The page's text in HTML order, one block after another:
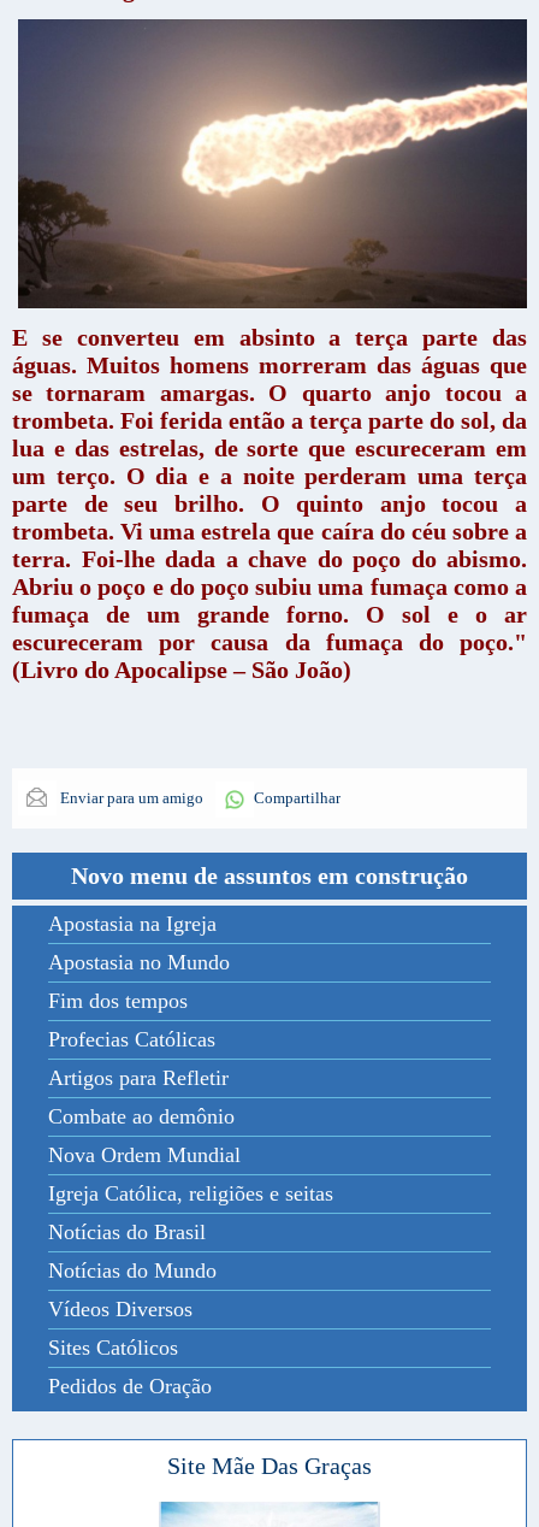
E se converteu em absinto a terça parte das
águas. Muitos homens morreram das águas que
se tornaram amargas. O quarto anjo tocou a
trombeta. Foi ferida então a terça parte do sol, da
lua e das estrelas, de sorte que escureceram em
um terço. O dia e a noite perderam uma terça
parte de seu brilho. O quinto anjo tocou a
trombeta. Vi uma estrela que caíra do céu sobre a
terra. Foi-lhe dada a chave do poço do abismo.
Abriu o poço e do poço subiu uma fumaça como a
fumaça de um grande forno. O sol e o ar
escureceram por causa da fumaça do poço."
(Livro do Apocalipse – São João)
Enviar para um amigo Compartilhar
Novo menu de assuntos em construção
Apostasia na Igreja
Apostasia no Mundo
Fim dos tempos
Profecias Católicas
Artigos para Refletir
Combate ao demônio
Nova Ordem Mundial
Igreja Católica, religiões e seitas
Notícias do Brasil
Notícias do Mundo
Vídeos Diversos
Sites Católicos
Pedidos de Oração
Site Mãe Das Graças